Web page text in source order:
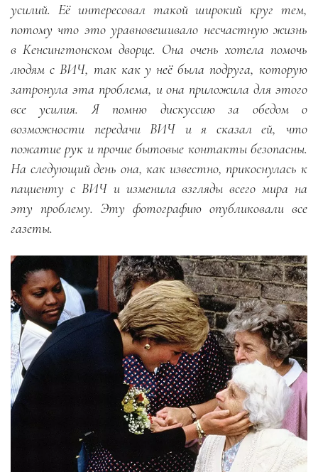
усилий. Её интересовал такой широкий круг тем,
потому что это уравновешивало несчастную жизнь
в Кенсингтонском дворце. Она очень хотела помочь
людям с ВИЧ, так как у неё была подруга, которую
затронула эта проблема, и она приложила для этого
все усилия. Я помню дискуссию за обедом о
возможности передачи ВИЧ и я сказал ей, что
пожатие рук и прочие бытовые контакты безопасны.
На следующий день она, как известно, прикоснулась к
пациенту с ВИЧ и изменила взгляды всего мира на
эту проблему. Эту фотографию опубликовали все
газеты.